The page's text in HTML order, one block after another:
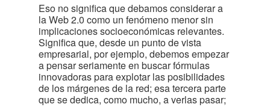
Eso no significa que debamos considerar a
la Web 2.0 como un fenómeno menor sin
implicaciones socioeconómicas relevantes.
Significa que, desde un punto de vista
empresarial, por ejemplo, debemos empezar
a pensar seriamente en buscar fórmulas
innovadoras para explotar las posibilidades
de los márgenes de la red; esa tercera parte
que se dedica, como mucho, a verlas pasar;